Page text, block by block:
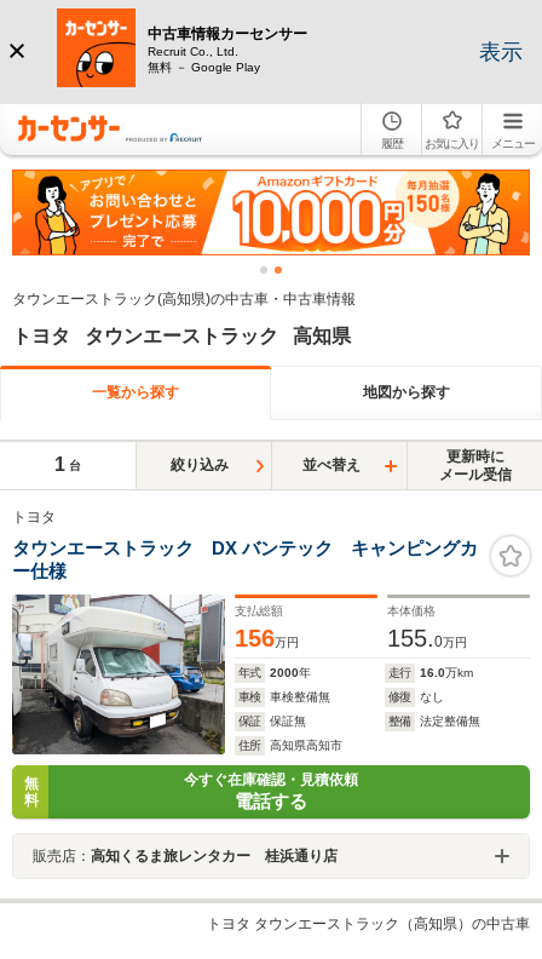
中古車情報カーセンサー
Recruit Co., Ltd.
無料 － Google Play
表示
履歴 お気に入り メニュー
タウンエーストラック(高知県)の中古車・中古車情報
トヨタ タウンエーストラック 高知県
一覧から探す 地図から探す
1 台 絞り込み 並べ替え
更新時に
メール受信
トヨタ
タウンエーストラック DX バンテック キャンピングカ
ー仕様
支払総額
156万円
本体価格
155.0万円
年式 2000年 走行 16.0万km
車検
車検整備無 修復
なし
保証
保証無 整備
法定整備無
住所
高知県高知市
無
料
今すぐ在庫確認・見積依頼
電話する
販売店： 高知くるま旅レンタカー 桂浜通り店
トヨタ タウンエーストラック（高知県）の中古車